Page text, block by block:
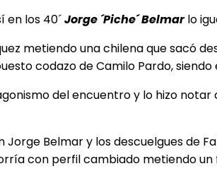
en los 40´Jorge ´Piche´ Belmarlo
metiendo una chilena que sacó
codazo de Camilo Pardo, siendo
del encuentro y lo hizo
Belmar y los descuelgues de
con perfil cambiado metiendo